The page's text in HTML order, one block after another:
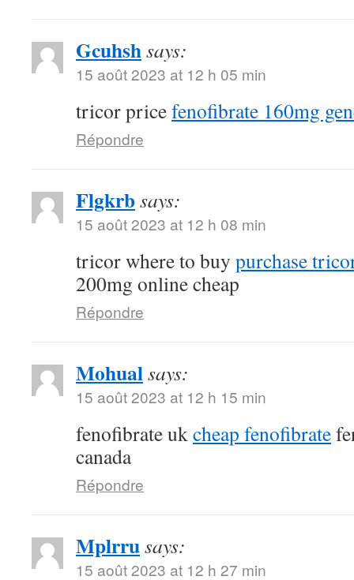
Gcuhshsays:
15 août 2023 at 12 h 05 min
tricor pricefenofibrate 160mg
Répondre
Flgkrbsays:
15 août 2023 at 12 h 08 min
tricor where to buy purchase
200mg online cheap
Répondre
Mohualsays:
15 août 2023 at 12 h 15 min
fenofibrate ukcheap fenofibrate
canada
Répondre
Mplrrusays:
15 août 2023 at 12 h 27 min